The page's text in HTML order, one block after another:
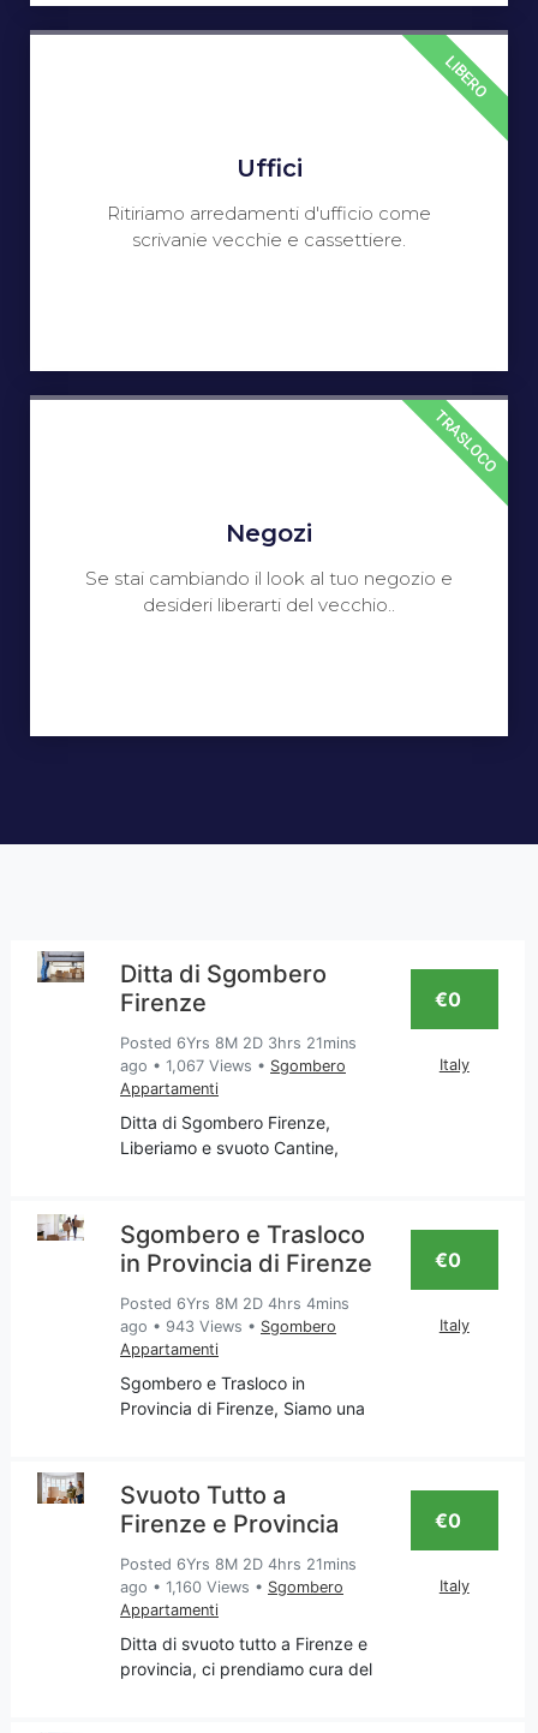
Uffici
Ritiriamo arredamenti d'ufficio come
scrivanie vecchie e cassettiere.
LIBERO
Negozi
Se stai cambiando il look al tuo negozio e
desideri liberarti del vecchio..
TRASLOCO
Ditta di Sgombero
Firenze
Posted 6Yrs 8M 2D 3hrs 21mins
ago • 1,067 Views • Sgombero
Appartamenti
Ditta di Sgombero Firenze,
Liberiamo e svuoto Cantine,
Falegnameria. La nostra
impresa è attenta al traslocare
tutto ciò che non ti
€0
Italy
Sgombero e Trasloco
in Provincia di Firenze
Posted 6Yrs 8M 2D 4hrs 4mins
ago • 943 Views • Sgombero
Appartamenti
Sgombero e Trasloco in
Provincia di Firenze, Siamo una
Appartamenti, Traslochi,
Imbiancatura; riparazione mobili
finestre, porte in legno
€0
Italy
Svuoto Tutto a
Firenze e Provincia
Posted 6Yrs 8M 2D 4hrs 21mins
ago • 1,160 Views • Sgombero
Appartamenti
Ditta di svuoto tutto a Firenze e
provincia, ci prendiamo cura del
€0
Italy